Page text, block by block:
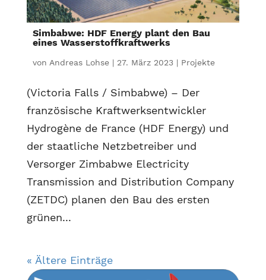
Simbabwe: HDF Energy plant den Bau
eines Wasserstoffkraftwerks
von Andreas Lohse| 27. März 2023| Projekte
(Victoria Falls / Simbabwe) – Der
französische Kraftwerksentwickler
Hydrogène de France (HDF Energy) und
der staatliche Netzbetreiber und
Versorger Zimbabwe Electricity
Transmission and Distribution Company
(ZETDC) planen den Bau des ersten
grünen...
« Ältere Einträge